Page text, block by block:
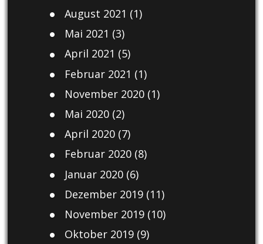
August 2021 (1)
Mai 2021 (3)
April 2021 (5)
Februar 2021 (1)
November 2020(1)
Mai 2020(2)
April 2020(7)
Februar 2020(8)
Januar 2020(6)
Dezember 2019(11)
November 2019(10)
Oktober 2019(9)